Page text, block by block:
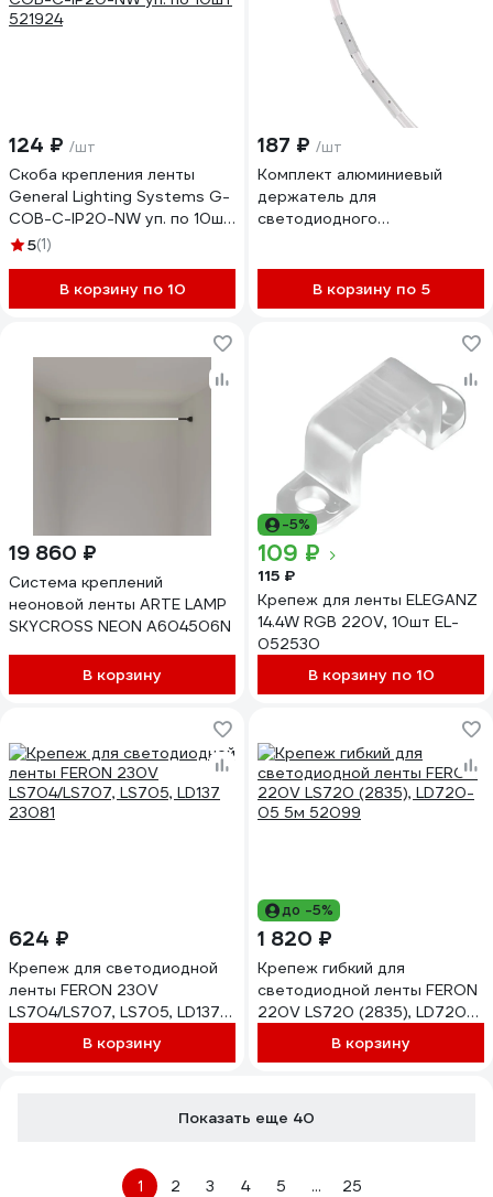
124 ₽ /шт
Скоба крепления ленты
General Lighting Systems G-
COB-C-IP20-NW уп. по 10шт
521924
5(1)
В корзину по 10
187 ₽ /шт
Комплект алюминиевый
держатель для
светодиодного
В корзину по 5
19 860 ₽
Система креплений
неоновой ленты ARTE LAMP
SKYCROSS NEON A604506N
В корзину
-5%
109 ₽
115 ₽
Крепеж для ленты ELEGANZ
14.4W RGB 220V, 10шт EL-
052530
В корзину по 10
624 ₽
Крепеж для светодиодной
ленты FERON 230V
LS704/LS707, LS705, LD137
В корзину
до -5%
1 820 ₽
Крепеж гибкий для
светодиодной ленты FERON
220V LS720 (2835), LD720-
05 5м 52099В корзину
Показать еще 40
1 2 3 4 5 ... 25